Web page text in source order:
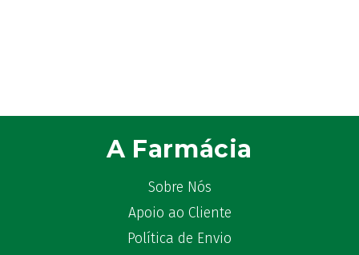
A Farmácia
Sobre Nós
Apoio ao Cliente
Política de Envio